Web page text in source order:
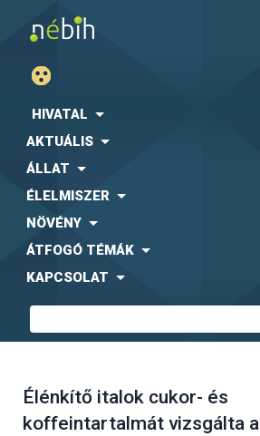
HIVATAL
AKTUÁLIS
ÁLLAT
ÉLELMISZER
NÖVÉNY
ÁTFOGÓ TÉMÁK
KAPCSOLAT
Élénkítő italok cukor- és
koffeintartalmát vizsgálta a